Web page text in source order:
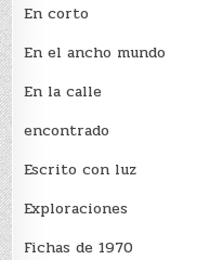
En corto
En el ancho mundo
En la calle
encontrado
Escrito con luz
Exploraciones
Fichas de 1970